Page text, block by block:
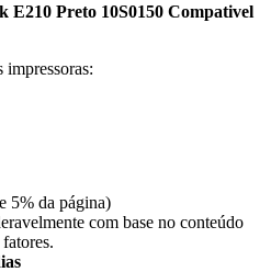
Preto 10S0150 Compativel
impressoras:
5% da página)
com base no conteúdo